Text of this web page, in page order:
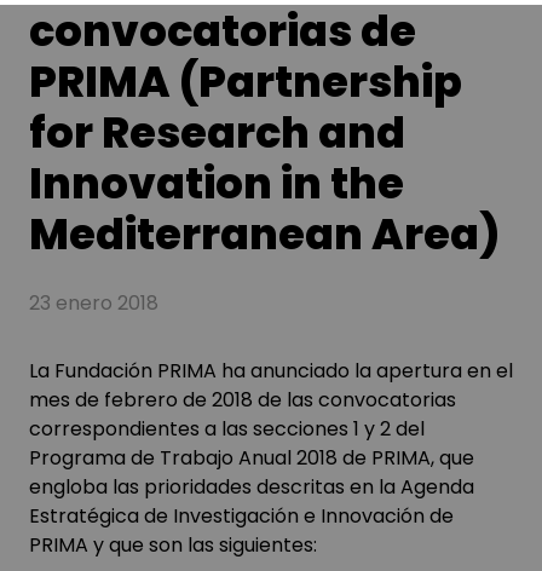
convocatorias de
PRIMA (Partnership
for Research and
Innovation in the
Mediterranean Area)
23 enero 2018
La Fundación PRIMA ha anunciado la apertura en el
mes de febrero de 2018 de las convocatorias
correspondientes a las secciones 1 y 2 del
Programa de Trabajo Anual 2018 de PRIMA, que
engloba las prioridades descritas en la Agenda
Estratégica de Investigación e Innovación de
PRIMA y que son las siguientes: